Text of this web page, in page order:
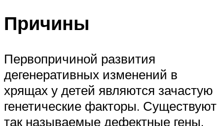
Причины
Первопричиной развития
дегенеративных изменений в
хрящах у детей являются зачастую
генетические факторы. Существуют
так называемые дефектные гены.